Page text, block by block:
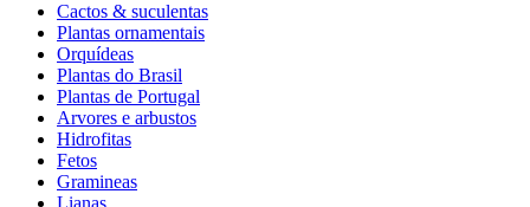
Cactos & suculentas
Plantas ornamentais
Orquídeas
Plantas do Brasil
Plantas de Portugal
Arvores e arbustos
Hidrofitas
Fetos
Gramineas
Lianas